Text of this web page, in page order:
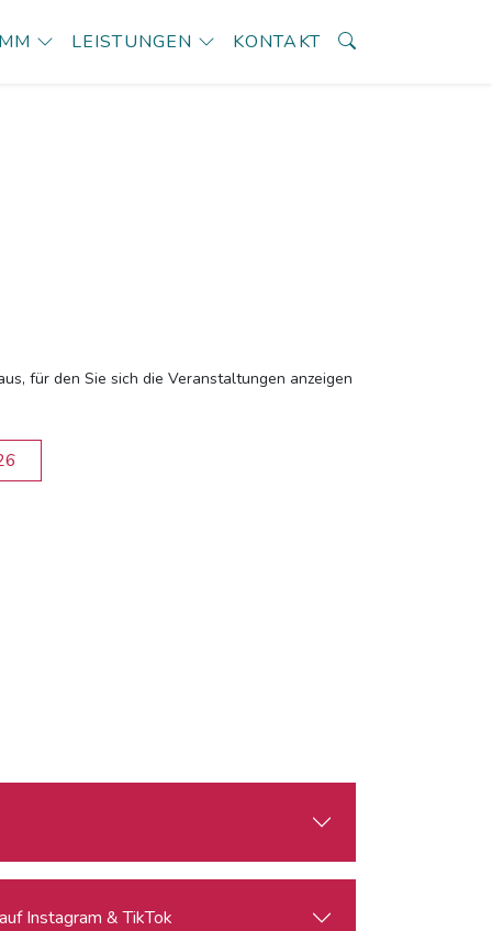
LEISTUNGEN KONTAKT
für den Sie sich die Veranstaltungen anzeigen
Instagram & TikTok